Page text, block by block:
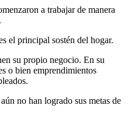
a trabajar de manera
el principal sostén del hogar.
su propio negocio. En su
o bien emprendimientos
no han logrado sus metas de